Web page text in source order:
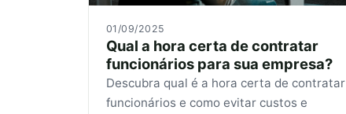
01/09/2025
Qual a hora certa de contratar
funcionários para sua empresa?
Descubra qual é a hora certa de contratar
funcionários e como evitar custos e